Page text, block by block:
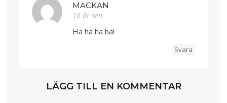
MACKAN
16 år sen
Ha ha ha ha!
Svara
LÄGG TILL EN KOMMENTAR